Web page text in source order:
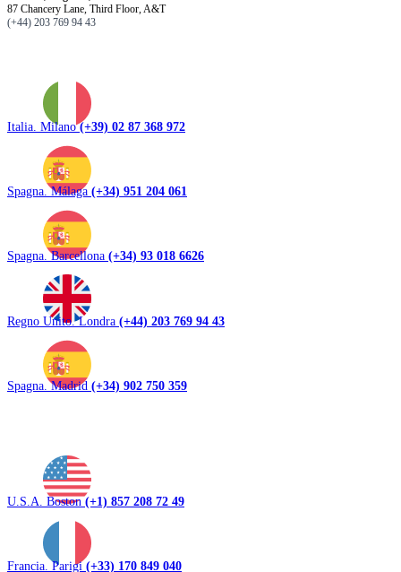
87 Chancery Lane, Third Floor, A&T
(+44) 203 769 94 43
Italia. Milano(+39) 02 87 368 972
Spagna. Málaga (+34) 951 204 061
Spagna. Barcellona (+34) 93 018 6626
Regno Unito. Londra (+44) 203 769 94 43
Spagna. Madrid (+34) 902 750 359
U.S.A. Boston(+1) 857 208 72 49
Francia. Parigi(+33) 170 849 040